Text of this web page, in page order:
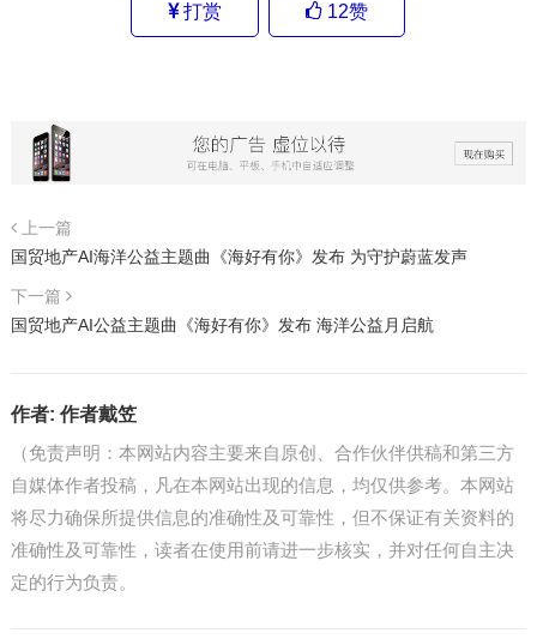
打赏 12赞
上一篇
国贸地产AI海洋公益主题曲《海好有你》发布 为守护蔚蓝发声
下一篇
国贸地产AI公益主题曲《海好有你》发布 海洋公益月启航
作者: 作者戴笠
（免责声明：本网站内容主要来自原创、合作伙伴供稿和第三方
自媒体作者投稿，凡在本网站出现的信息，均仅供参考。本网站
将尽力确保所提供信息的准确性及可靠性，但不保证有关资料的
准确性及可靠性，读者在使用前请进一步核实，并对任何自主决
定的行为负责。